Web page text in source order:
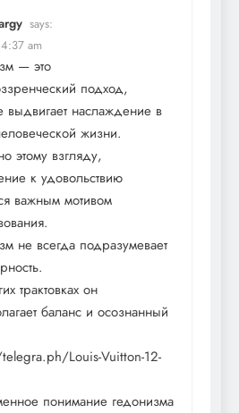
says:
am
— это
подход,
выдвигает наслаждение в
жизни.
этому взгляду,
к удовольствию
важным мотивом
не всегда подразумевает
трактовках он
баланс и осознанный
Louis-Vuitton-12-
понимание гедонизма